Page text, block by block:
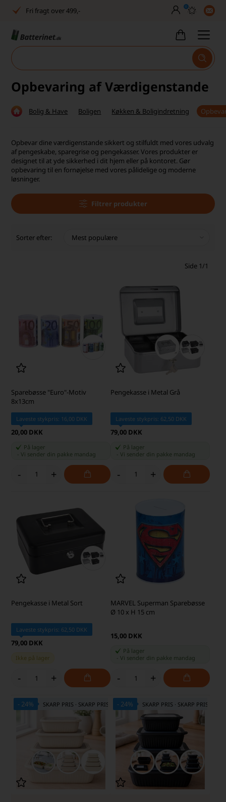
Fri fragt over 499,-
Høj kundetilfredshed
Dag-til-dag levering
Dansk lager
30 dages returret
Tlf. er lukket uge 27-32
0
Opbevaring af Værdigenstande
Bolig & Have Boligen Køkken & Boligindretning
Opbevar dine værdigenstande sikkert og stilfuldt med vores udvalg
af pengeskabe, sparegrise og pengekasser. Vores produkter er
designet til at yde sikkerhed i dit hjem eller på kontoret. Gør
opbevaring til en fornøjelse med vores pålidelige og moderne
løsninger.
Filtrer produkter
Sorter efter:
Side 1/1
Sparebøsse "Euro"-Motiv
8x13cm
Laveste stykpris: 16,00 DKK
20,00 DKK
På lager
-Vi sender din pakke mandag
- +
Pengekasse i Metal Grå
Laveste stykpris: 62,50 DKK
79,00 DKK
På lager
Vi sender din pakke mandag
- +
Pengekasse i Metal Sort
Laveste stykpris: 62,50 DKK
79,00 DKK
Ikke på lager
- +
MARVEL Superman Sparebøsse
Ø 10 x H 15 cm
15,00 DKK
På lager
Vi sender din pakke mandag
- +
- 24% SKARP PRIS · SKARP PRIS - 24% SKARP PRIS · SKARP PRIS